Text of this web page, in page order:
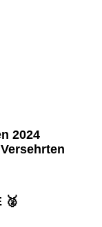
2024
🥈